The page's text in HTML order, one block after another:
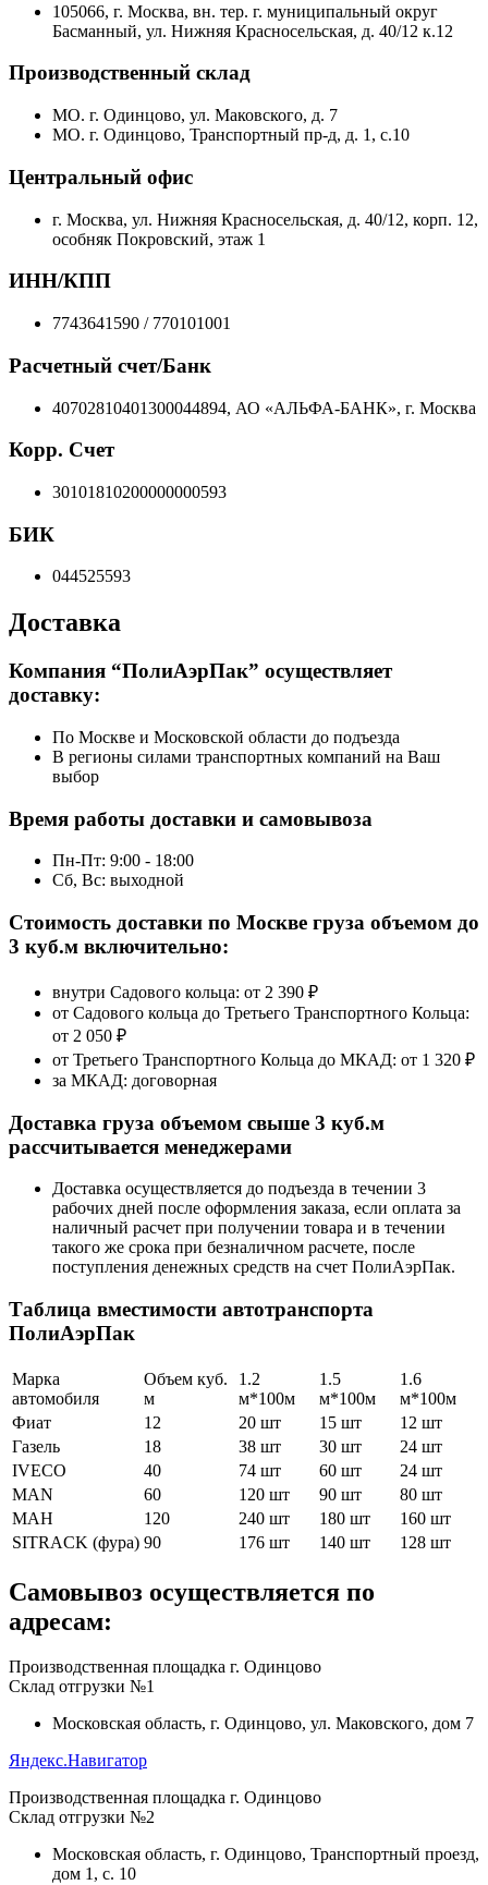
105066, г. Москва, вн. тер. г. муниципальный округ
Басманный, ул. Нижняя Красносельская, д. 40/12 к.12
Производственный склад
МО. г. Одинцово, ул. Маковского, д. 7
МО. г. Одинцово, Транспортный пр-д, д. 1, с.10
Центральный офис
г. Москва, ул. Нижняя Красносельская, д. 40/12, корп. 12,
особняк Покровский, этаж 1
ИНН/КПП
7743641590 / 770101001
Расчетный счет/Банк
40702810401300044894, АО «АЛЬФА-БАНК», г. Москва
Корр. Счет
30101810200000000593
БИК
044525593
Доставка
Компания “ПолиАэрПак” осуществляет
доставку:
По Москве и Московской области до подъезда
В регионы силами транспортных компаний на Ваш
выбор
Время работы доставки и самовывоза
Пн-Пт: 9:00 - 18:00
Сб, Вс: выходной
Стоимость доставки по Москве груза объемом до
3 куб.м включительно:
внутри Садового кольца: от 2 390 ₽
от Садового кольца до Третьего Транспортного Кольца:
от 2 050 ₽
от Третьего Транспортного Кольца до МКАД: от 1 320 ₽
за МКАД: договорная
Доставка груза объемом свыше 3 куб.м
рассчитывается менеджерами
Доставка осуществляется до подъезда в течении 3
рабочих дней после оформления заказа, если оплата за
наличный расчет при получении товара и в течении
такого же срока при безналичном расчете, после
поступления денежных средств на счет ПолиАэрПак.
Таблица вместимости автотранспорта
ПолиАэрПак
Марка
автомобиля
Объем куб.
м
1.2
м*100м
1.5
м*100м
1.6
м*100м
Фиат
12 20 шт 15 шт
12 шт
Газель
18 38 шт 30 шт
24 шт
IVECO
40 74 шт 60 шт
24 шт
MAN
60 120 шт 90 шт
80 шт
МАН
120 240 шт 180 шт
160 шт
SITRACK (фура) 90 176 шт 140 шт 128 шт
Самовывоз осуществляется по
адресам:
Производственная площадка г. Одинцово
Склад отгрузки №1
Московская область, г. Одинцово, ул. Маковского, дом 7
Яндекс.Навигатор
Производственная площадка г. Одинцово
Склад отгрузки №2
Московская область, г. Одинцово, Транспортный проезд,
дом 1, с. 10